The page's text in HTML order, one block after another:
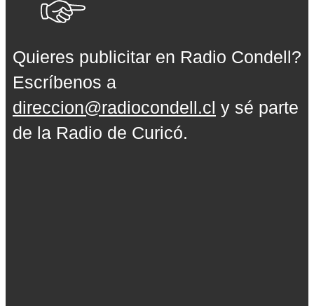
Quieres publicitar en Radio Condell?
Escríbenos a
direccion@radiocondell.cl y sé parte
de la Radio de Curicó.